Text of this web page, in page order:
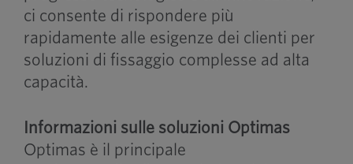
ci consente di rispondere più
rapidamente alle esigenze dei clienti per
soluzioni di fissaggio complesse ad alta
capacità.
Informazioni sulle soluzioni Optimas
Optimas è il principale